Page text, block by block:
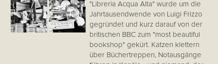
"Libreria Acqua Alta" wurde um die
Jahrtausendwende von Luigi Frizzo
gegründet und kurz darauf von der
britischen BBC zum "most beautiful
bookshop" gekürt. Katzen klettern
über Büchertreppen, Notausgänge